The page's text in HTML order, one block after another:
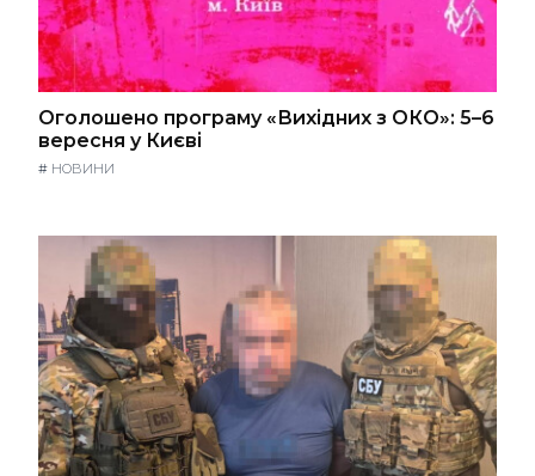
Оголошено програму «Вихідних з ОКО»: 5–6
вересня у Києві
# НОВИНИ